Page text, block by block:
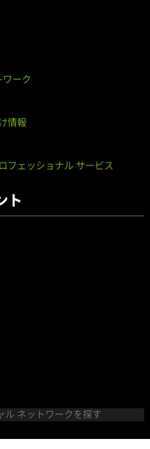
ーク
情報
フェッショナル サービス
ト
ル ネットワークを探す